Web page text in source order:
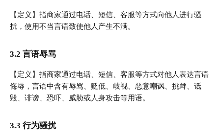
【定义】指商家通过电话、短信、客服等方式向他人进行骚
扰，使用不当言语致使他人产生不满。
3.2 言语辱骂
【定义】指商家通过电话、短信、客服等方式对他人表达言语
侮辱，言语中含有辱骂、贬低、歧视、恶意嘲讽、挑衅、诋
毁、诽谤、恐吓、威胁或人身攻击等用语。
3.3 行为骚扰